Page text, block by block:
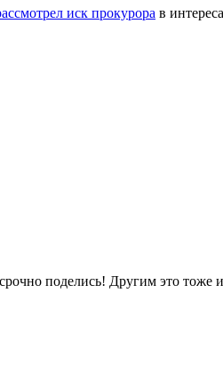
иск прокурора в
поделись! Другим это тоже